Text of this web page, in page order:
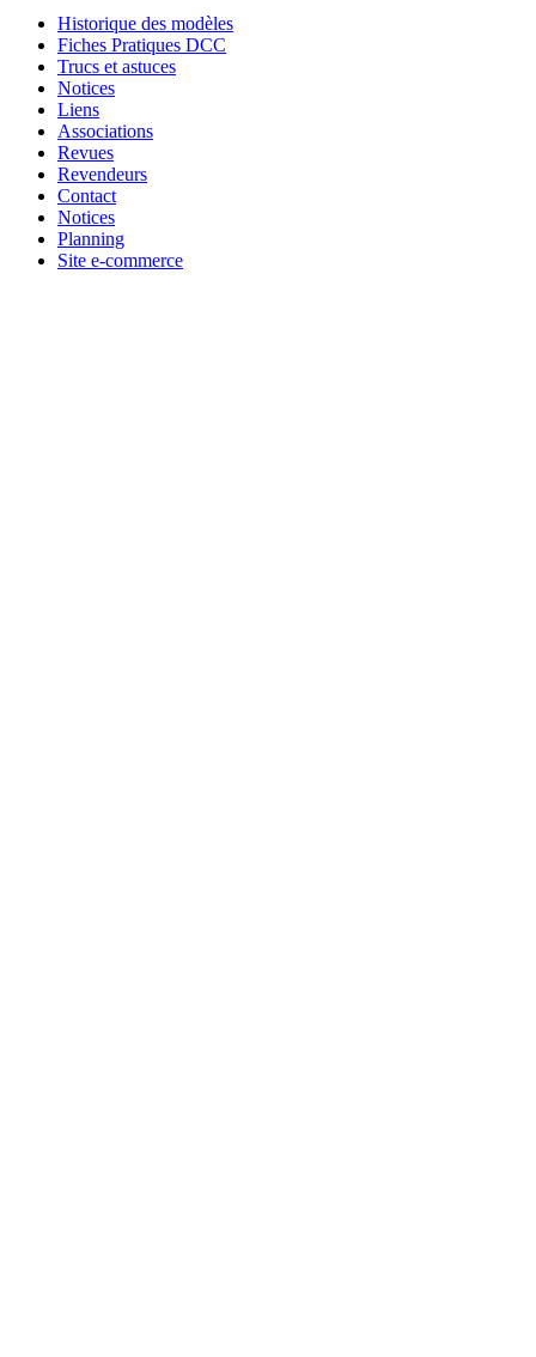
Historique des modèles
Fiches Pratiques DCC
Trucs et astuces
Notices
Liens
Associations
Revues
Revendeurs
Contact
Notices
Planning
Site e-commerce